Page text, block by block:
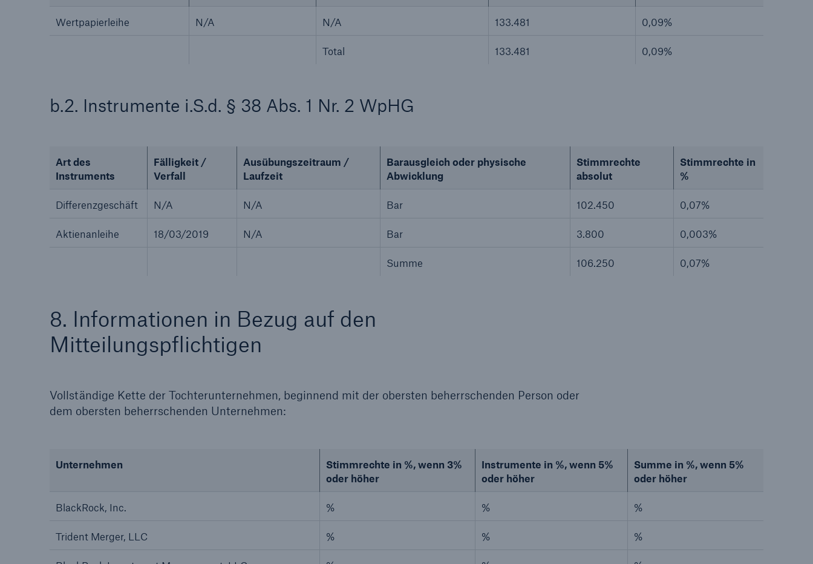
Wertpapierleihe N/A N/A 133.481 0,09%
Total 133.481 0,09%
b.2. Instrumente i.S.d. § 38 Abs. 1 Nr. 2 WpHG
Art des
Instruments
Fälligkeit /
Verfall
Ausübungszeitraum /
Laufzeit
Barausgleich oder physische
Abwicklung
Stimmrechte
absolut
Stimmrechte in
%
Differenzgeschäft N/A N/A Bar 102.450 0,07%
Aktienanleihe 18/03/2019 N/A Bar 3.800 0,003%
Summe 106.250 0,07%
8. Informationen in Bezug auf den
Mitteilungspflichtigen
Vollständige Kette der Tochterunternehmen, beginnend mit der obersten beherrschenden Person oder
dem obersten beherrschenden Unternehmen:
Unternehmen
Stimmrechte in %, wenn 3%
oder höher
Instrumente in %, wenn 5%
oder höher
Summe in %, wenn 5%
oder höher
BlackRock, Inc. % % %
Trident Merger, LLC % % %